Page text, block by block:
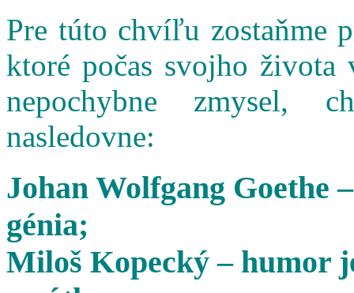
Pre túto chvíľu zostaňme
ktoré počas svojho
nepochybne zmysel,
nasledovne:
Johan Wolfgang Goethe
génia;
Miloš Kopecký – humor